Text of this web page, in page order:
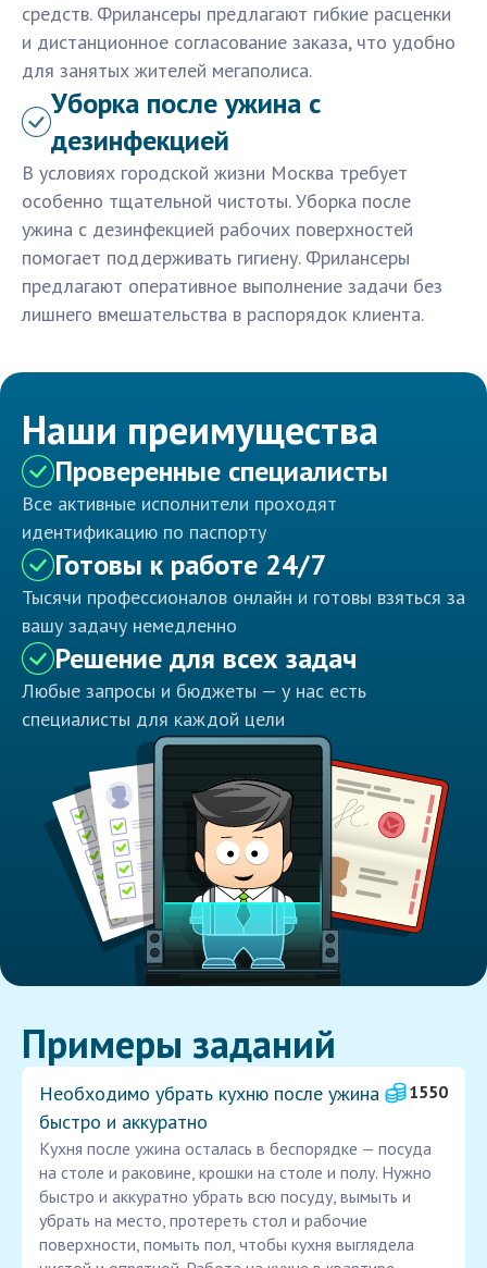
средств. Фрилансеры предлагают гибкие расценки
и дистанционное согласование заказа, что удобно
для занятых жителей мегаполиса.
Уборка после ужина с
дезинфекцией
В условиях городской жизни Москва требует
особенно тщательной чистоты. Уборка после
ужина с дезинфекцией рабочих поверхностей
помогает поддерживать гигиену. Фрилансеры
предлагают оперативное выполнение задачи без
лишнего вмешательства в распорядок клиента.
Наши преимущества
Проверенные специалисты
Все активные исполнители проходят
идентификацию по паспорту
Готовы к работе 24/7
Тысячи профессионалов онлайн и готовы взяться за
вашу задачу немедленно
Решение для всех задач
Любые запросы и бюджеты — у нас есть
специалисты для каждой цели
Примеры заданий
Необходимо убрать кухню после ужина
быстро и аккуратно
1550
Кухня после ужина осталась в беспорядке — посуда
на столе и раковине, крошки на столе и полу. Нужно
быстро и аккуратно убрать всю посуду, вымыть и
убрать на место, протереть стол и рабочие
поверхности, помыть пол, чтобы кухня выглядела